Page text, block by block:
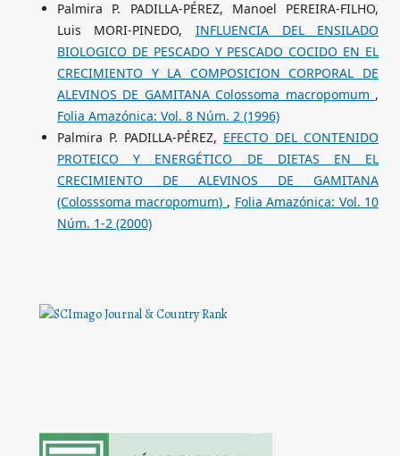
Palmira P. PADILLA-PÉREZ, Manoel PEREIRA-FILHO,
Luis MORI-PINEDO, INFLUENCIA DEL ENSILADO
BIOLOGICO DE PESCADO Y PESCADO COCIDO EN EL
CRECIMIENTO Y LA COMPOSICION CORPORAL DE
ALEVINOS DE GAMITANA Colossoma macropomum ,
Folia Amazónica: Vol. 8 Núm. 2 (1996)
Palmira P. PADILLA-PÉREZ, EFECTO DEL CONTENIDO
PROTEICO Y ENERGÉTICO DE DIETAS EN EL
CRECIMIENTO DE ALEVINOS DE GAMITANA
(Colosssoma macropomum) , Folia Amazónica: Vol. 10
Núm. 1-2 (2000)